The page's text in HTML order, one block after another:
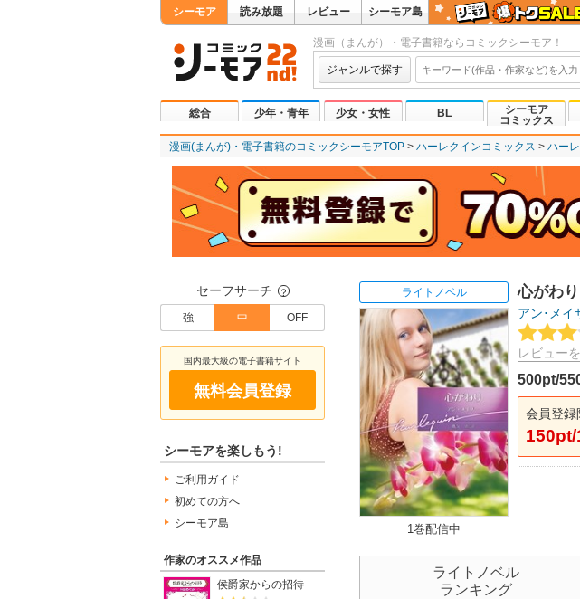
シーモア 読み放題 レビュー シーモア島
漫画（まんが）・電子書籍ならコミックシーモア！
ジャンルで探す
総合 少年・青年 少女・女性 BL
シーモア
コミックス
漫画(まんが)・電子書籍のコミックシーモアTOP ハーレクインコミックス ハー
セーフサーチ ？
強 中 OFF
国内最大級の電子書籍サイト
無料会員登録
シーモアを楽しもう!
ご利用ガイド
初めての方へ
シーモア島
作家のオススメ作品
侯爵家からの招待
ライトノベル
1巻配信中
心がわり
アン･メイ
レビュー
500pt/
会員登録
150pt/
ライトノベル
ランキング